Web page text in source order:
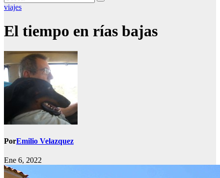
viajes
El tiempo en rías bajas
PorEmilio Velazquez
Ene 6, 2022